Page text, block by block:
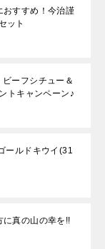
おすすめ！今治謹
ット
ーフシチュー＆
トキャンペーン♪
ールドキウイ(31
に真の山の幸を!!